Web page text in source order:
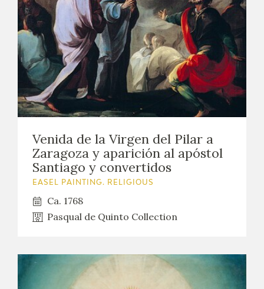
Venida de la Virgen del Pilar a
Zaragoza y aparición al apóstol
Santiago y convertidos
EASEL PAINTING. RELIGIOUS
Ca. 1768
Pasqual de Quinto Collection